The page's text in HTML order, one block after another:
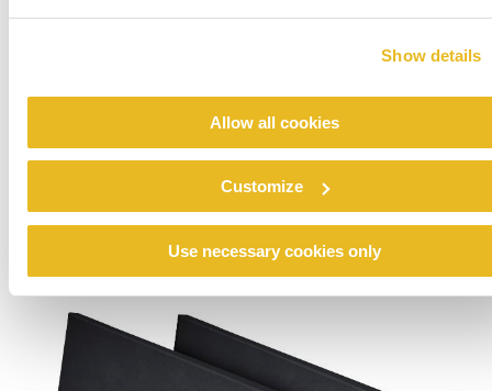
Show details
Allow all cookies
Customize
Use necessary cookies only
mit Trespa Pura NFC Verkleidung errichtet.